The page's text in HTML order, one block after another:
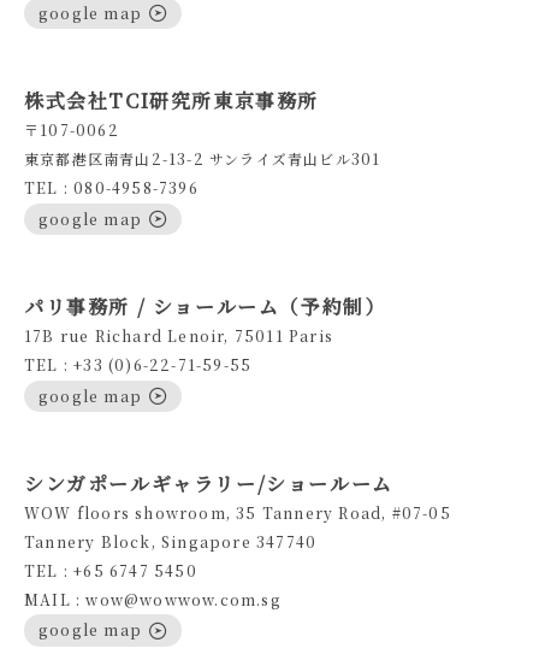
google map
株式会社TCI研究所東京事務所
〒107-0062
東京都港区南青山2-13-2 サンライズ青山ビル301
TEL : 080-4958-7396
google map
パリ事務所 / ショールーム（予約制）
17B rue Richard Lenoir, 75011 Paris
TEL : +33 (0)6-22-71-59-55
google map
シンガポールギャラリー/ショールーム
WOW floors showroom, 35 Tannery Road, #07-05
Tannery Block, Singapore 347740
TEL : +65 6747 5450
MAIL : wow@wowwow.com.sg
google map